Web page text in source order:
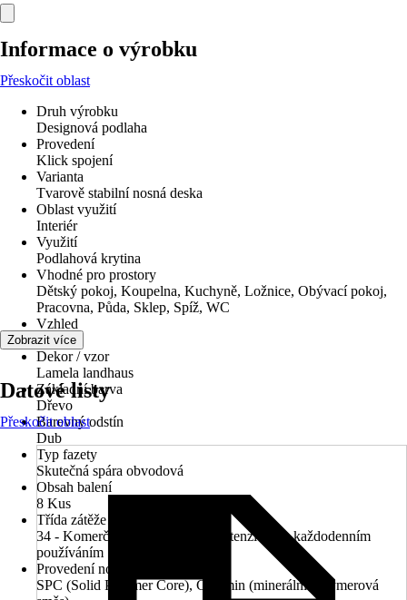
Informace o výrobku
Přeskočit oblast
Druh výrobku
Designová podlaha
Provedení
Klick spojení
Varianta
Tvarově stabilní nosná deska
Oblast využití
Interiér
Využití
Podlahová krytina
Vhodné pro prostory
Dětský pokoj, Koupelna, Kuchyně, Ložnice, Obývací pokoj,
Pracovna, Půda, Sklep, Spíž, WC
Vzhled
Dřevo
Dekor / vzor
Lamela landhaus
Základní barva
Dřevo
Barevný odstín
Dub
Typ fazety
Skutečná spára obvodová
Obsah balení
8 Kus
Třída zátěže
34 - Komerční prostory s velmi intenzivním, každodenním
používáním
Provedení nosné desky
SPC (Solid Polymer Core), Ceramin (minerální polymerová
Zobrazit více
Datové listy
Přeskočit oblast